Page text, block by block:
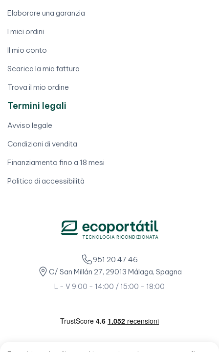
Elaborare una garanzia
I miei ordini
Il mio conto
Scarica la mia fattura
Trova il mio ordine
Termini legali
Avviso legale
Condizioni di vendita
Finanziamento fino a 18 mesi
Politica di accessibilità
951 20 47 46
C/ San Millán 27, 29013 Málaga, Spagna
L - V 9:00 - 14:00 / 15:00 - 18:00